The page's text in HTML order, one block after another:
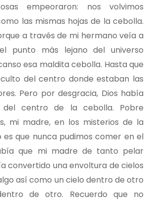
empeoraron: nos volvimos
las mismas hojas de la cebolla.
a través de mi hermano veía a
punto más lejano del universo
esa maldita cebolla. Hasta que
del centro donde estaban las
Pero por desgracia, Dios había
centro de la cebolla. Pobre
mi madre, en los misterios de la
es que nunca pudimos comer en el
que mi madre de tanto pelar
convertido una envoltura de cielos
así como un cielo dentro de otro
de otro. Recuerdo que no